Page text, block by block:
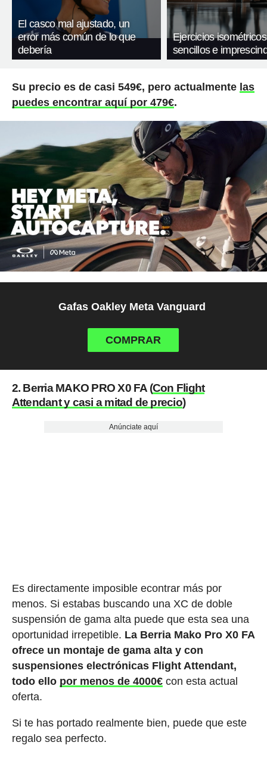
El casco mal ajustado, un
error más común de lo que
debería
Ejercicios
sencillos e
Su precio es de casi 549€, pero actualmente las
puedes encontrar aquí por 479€.
Gafas Oakley Meta Vanguard
COMPRAR
2. Berria MAKO PRO X0 FA (Con Flight
Attendant y casi a mitad de precio)
Anúnciate aquí
Es directamente imposible econtrar más por
menos. Si estabas buscando una XC de doble
suspensión de gama alta puede que esta sea una
oportunidad irrepetible. La Berria Mako Pro X0 FA
ofrece un montaje de gama alta y con
suspensiones electrónicas Flight Attendant,
todo ello por menos de 4000€ con esta actual
oferta.
Si te has portado realmente bien, puede que este
regalo sea perfecto.